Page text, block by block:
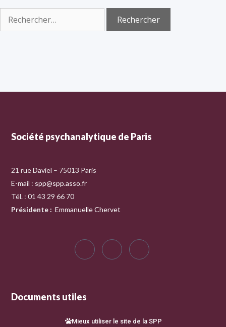
Société psychanalytique de Paris
21 rue Daviel – 75013 Paris
E-mail : spp@spp.asso.fr
Tél. : 01 43 29 66 70
Présidente : Emmanuelle Chervet
Documents utiles
Mieux utiliser le site de la SPP